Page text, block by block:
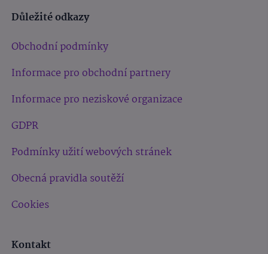
Důležité odkazy
Obchodní podmínky
Informace pro obchodní partnery
Informace pro neziskové organizace
GDPR
Podmínky užití webových stránek
Obecná pravidla soutěží
Cookies
Kontakt